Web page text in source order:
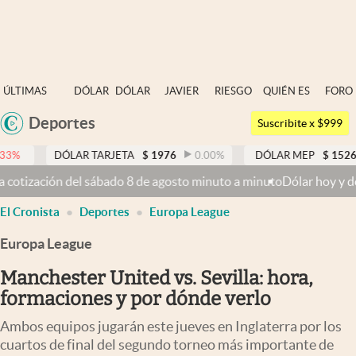
ÚLTIMAS
NOTICIAS
DÓLAR
DÓLAR
JAVIER
RIESGO
QUIÉN ES
QUIÉN
FORO
Argentina
México
Deportes
Dólar
Members
Economía y Política
Finanzas y Mercados
Mercados Online
Negocios
Columnistas
Otras secciones
Apertura
Suscribite x $999
TARJETA $ 1976 0.00% DÓLAR MEP $ 1526,03 0.43
sábado 8 de agosto minuto a minutoDólar hoy y dólar blue
El Cronista Deportes Europa League
Europa League
Manchester United vs. Sevilla: hora,
formaciones y por dónde verlo
Ambos equipos jugarán este jueves en Inglaterra por los
cuartos de final del segundo torneo más importante de